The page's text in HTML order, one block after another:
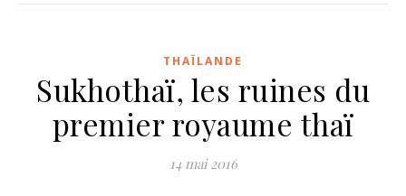
THAÏLANDE
Sukhothaï, les ruines du
premier royaume thaï
14 mai 2016